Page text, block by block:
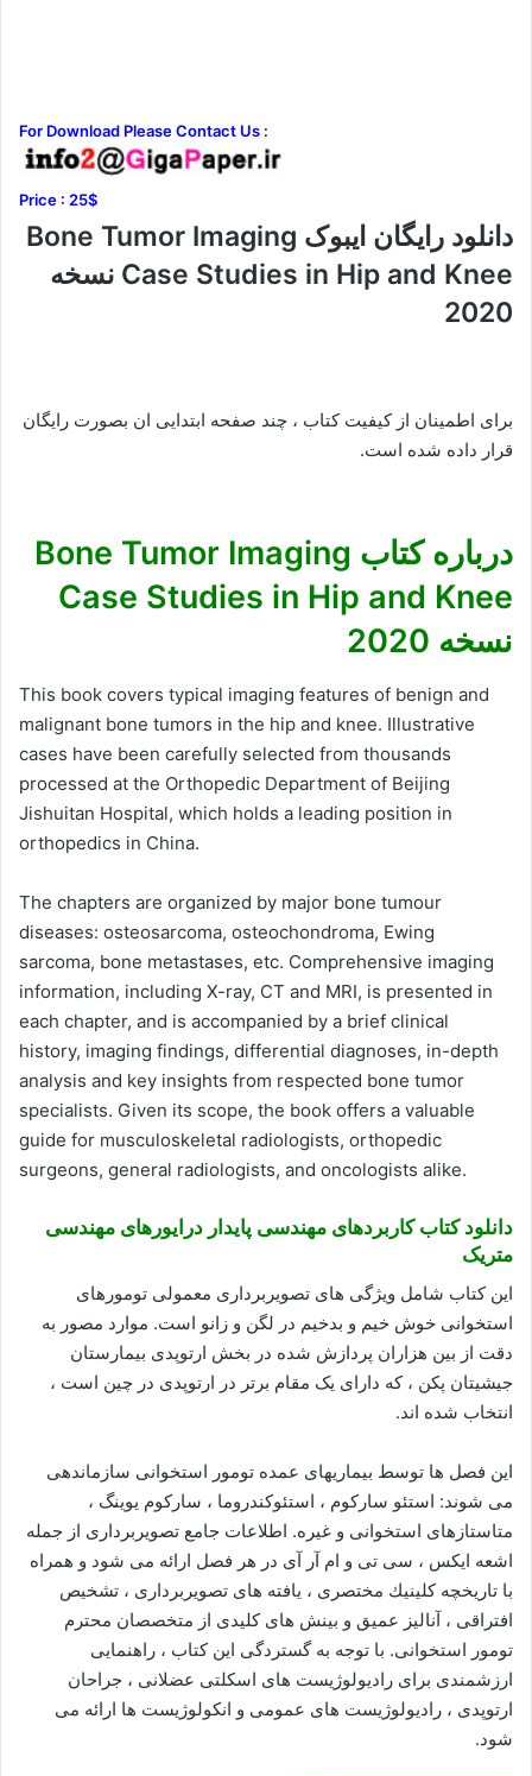
For Download Please Contact Us :
Price : 25$
دانلود رایگان ایبوک Bone Tumor Imaging
Case Studies in Hip and Knee نسخه
2020
برای اطمینان از کیفیت کتاب ، چند صفحه ابتدایی ان بصورت رایگان
قرار داده شده است.
درباره کتاب Bone Tumor Imaging
Case Studies in Hip and Knee
نسخه 2020
This book covers typical imaging features of benign and
malignant bone tumors in the hip and knee. Illustrative
cases have been carefully selected from thousands
processed at the Orthopedic Department of Beijing
Jishuitan Hospital, which holds a leading position in
orthopedics in China.
The chapters are organized by major bone tumour
diseases: osteosarcoma, osteochondroma, Ewing
sarcoma, bone metastases, etc. Comprehensive imaging
information, including X-ray, CT and MRI, is presented in
each chapter, and is accompanied by a brief clinical
history, imaging findings, differential diagnoses, in-depth
analysis and key insights from respected bone tumor
specialists. Given its scope, the book offers a valuable
guide for musculoskeletal radiologists, orthopedic
surgeons, general radiologists, and oncologists alike.
دانلود کتاب کاربردهای مهندسی پایدار درایورهای مهندسی
متریک
این کتاب شامل ویژگی های تصویربرداری معمولی تومورهای
استخوانی خوش خیم و بدخیم در لگن و زانو است. موارد مصور به
دقت از بین هزاران پردازش شده در بخش ارتوپدی بیمارستان
جیشیتان پکن ، که دارای یک مقام برتر در ارتوپدی در چین است ،
انتخاب شده اند.
این فصل ها توسط بیماریهای عمده تومور استخوانی سازماندهی
می شوند: استئو ساركوم ، استئوكندروما ، ساركوم یوینگ ،
متاستازهای استخوانی و غیره. اطلاعات جامع تصویربرداری از جمله
اشعه ایكس ، سی تی و ام آر آی در هر فصل ارائه می شود و همراه
با تاریخچه كلینیك مختصری ، یافته های تصویربرداری ، تشخیص
افتراقی ، آنالیز عمیق و بینش های کلیدی از متخصصان محترم
تومور استخوانی. با توجه به گستردگی این کتاب ، راهنمایی
ارزشمندی برای رادیولوژیست های اسکلتی عضلانی ، جراحان
ارتوپدی ، رادیولوژیست های عمومی و انکولوژیست ها ارائه می
شود.